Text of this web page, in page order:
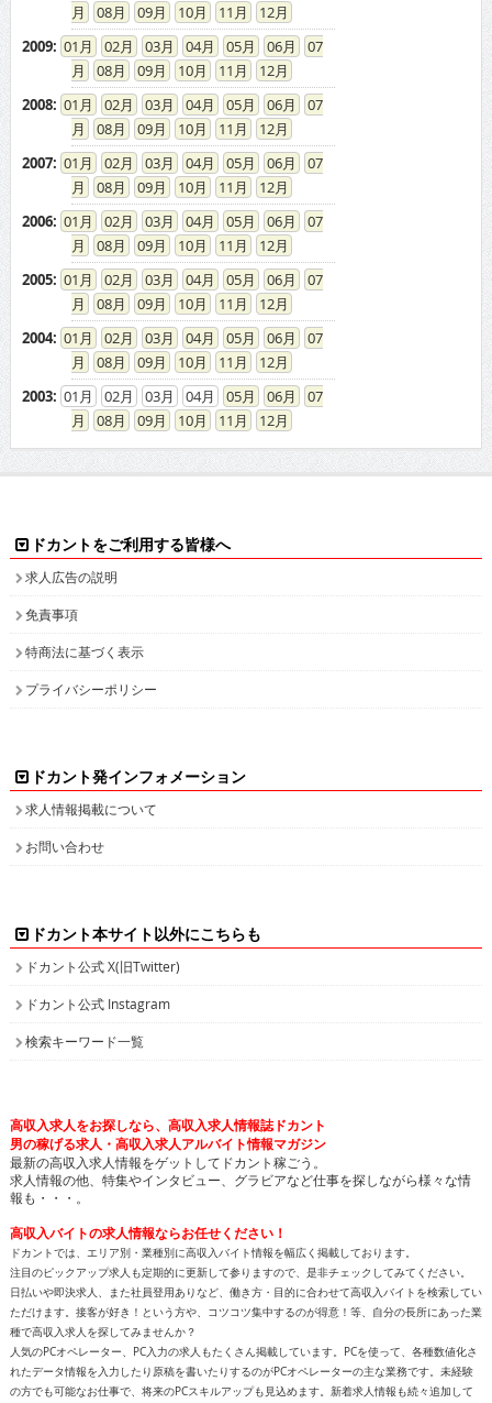
08
09 10 11
12
2009: 01 02 03 04 05 06
07
08
09 10 11
12
2008: 01 02 03 04 05 06
07
08
09 10 11
12
2007: 01 02 03 04 05 06
07
08
09 10 11
12
2006: 01 02 03 04 05 06
07
08
09 10 11
12
2005: 01 02 03 04 05 06
07
08
09 10 11
12
2004: 01 02 03 04 05 06
07
08
09 10 11
12
2003: 01 02 03 04 05 06
07
08
09 10 11 12
ドカントをご利用する皆様へ
求人広告の説明
免責事項
特商法に基づく表示
プライバシーポリシー
ドカント発インフォメーション
求人情報掲載について
お問い合わせ
ドカント本サイト以外にこちらも
ドカント公式 X(旧Twitter)
ドカント公式 Instagram
検索キーワード一覧
高収入求人をお探しなら、高収入求人情報誌ドカント
男の稼げる求人・高収入求人アルバイト情報マガジン
最新の高収入求人情報をゲットしてドカント稼ごう。
求人情報の他、特集やインタビュー、グラビアなど仕事を探しながら様々な情
報も・・・。
高収入バイトの求人情報ならお任せください！
ドカントでは、エリア別・業種別に高収入バイト情報を幅広く掲載しております。
注目のピックアップ求人も定期的に更新して参りますので、是非チェックしてみてください。
日払いや即決求人、また社員登用ありなど、働き方・目的に合わせて高収入バイトを検索してい
ただけます。接客が好き！という方や、コツコツ集中するのが得意！等、自分の長所にあった業
種で高収入求人を探してみませんか？
人気のPCオペレーター、PC入力の求人もたくさん掲載しています。PCを使って、各種数値化さ
れたデータ情報を入力したり原稿を書いたりするのがPCオペレーターの主な業務です。未経験
の方でも可能なお仕事で、将来のPCスキルアップも見込めます。新着求人情報も続々追加して